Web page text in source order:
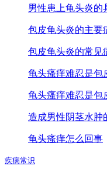
男性患上龟头炎的
包皮龟头炎的主要
包皮龟头炎的常见
龟头瘙痒难忍是包
龟头瘙痒难忍是包
造成男性阴茎水肿
龟头瘙痒怎么回事
疾病常识